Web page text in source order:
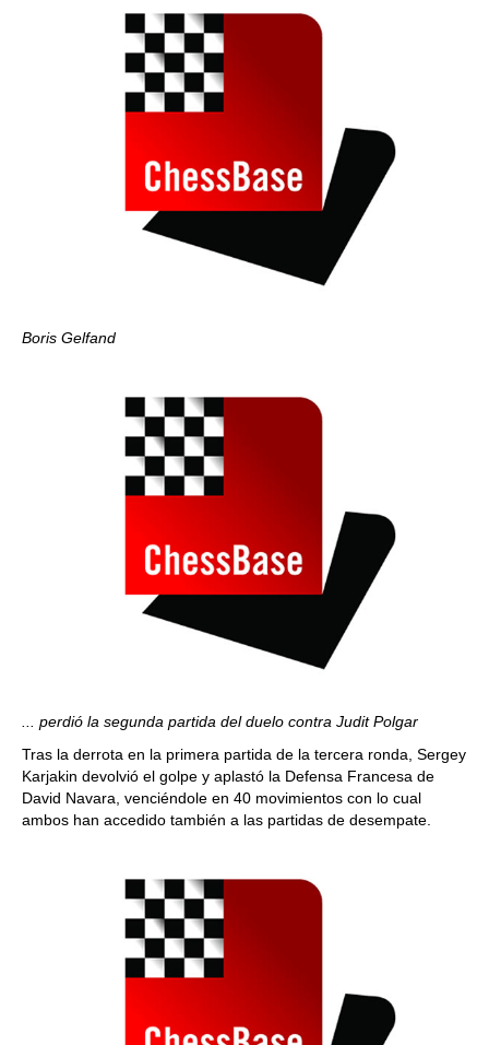
Boris Gelfand
... perdió la segunda partida del duelo contra Judit Polgar
Tras la derrota en la primera partida de la tercera ronda, Sergey
Karjakin devolvió el golpe y aplastó la Defensa Francesa de
David Navara, venciéndole en 40 movimientos con lo cual
ambos han accedido también a las partidas de desempate.